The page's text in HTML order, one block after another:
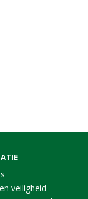
veiligheid